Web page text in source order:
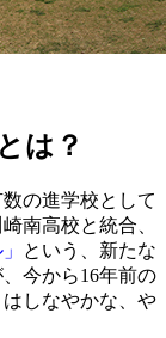
は？
の進学校として
南高校と統合、
という、新たな
今から16年前の
しなやかな、や